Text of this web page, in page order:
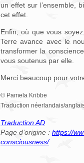
un effet sur l’ensemble,
cet effet.
Enfin, où que vous
Terre avance avec le
transformer la
vous soutenus par elle.
Merci beaucoup pour
© Pamela Kribbe
Traduction néerlandais/
Traduction AD
Page d’origine : https://
consciousness/